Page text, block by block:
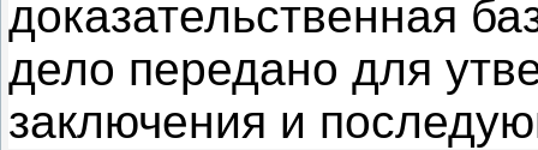
доказательственная
дело передано для
заключения и